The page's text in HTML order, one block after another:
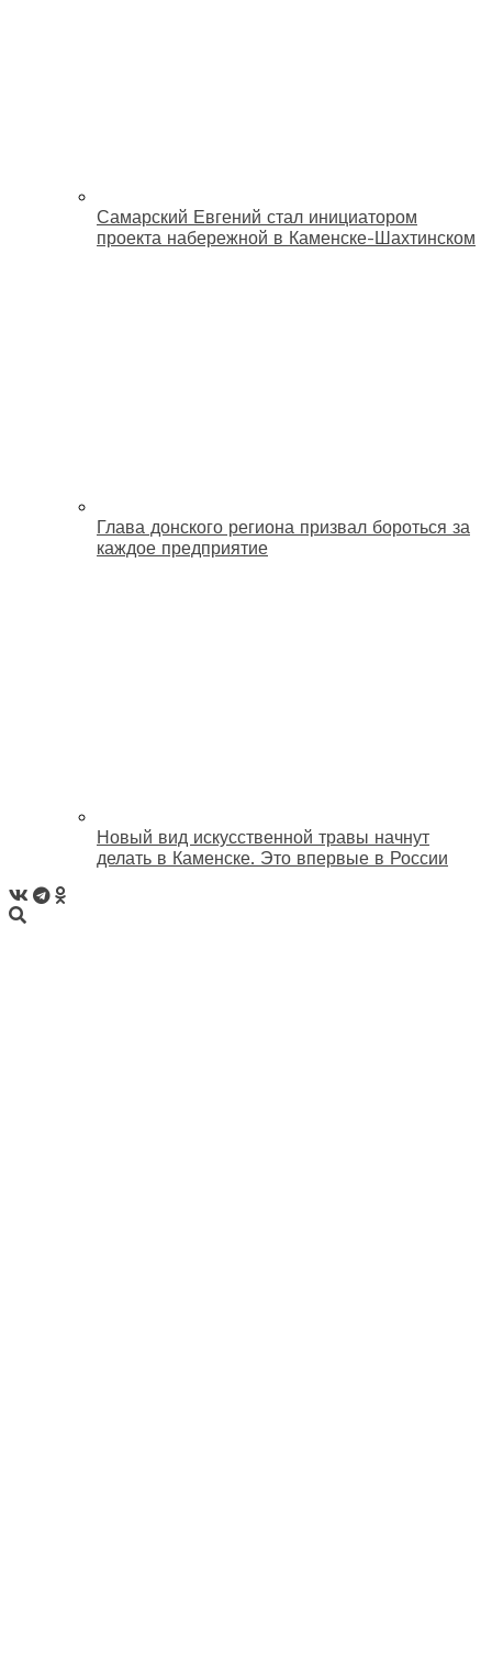
Самарский Евгений стал инициатором
проекта набережной в Каменске-Шахтинском
Глава донского региона призвал бороться за
каждое предприятие
Новый вид искусственной травы начнут
делать в Каменске. Это впервые в России